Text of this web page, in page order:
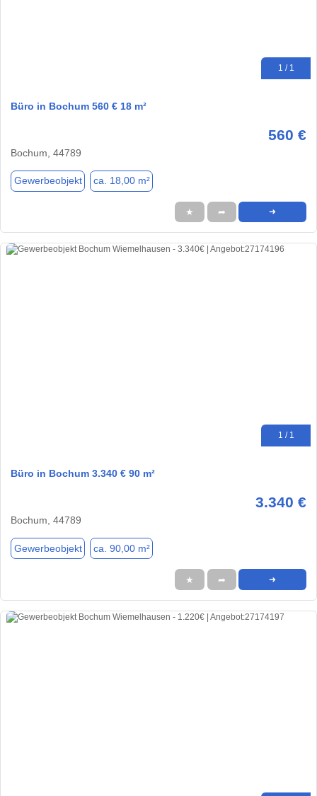
1 / 1
Büro in Bochum 560 € 18 m²
560 €
Bochum, 44789
Gewerbeobjekt ca. 18,00 m²
★ ➦ ➜
1 / 1
Büro in Bochum 3.340 € 90 m²
3.340 €
Bochum, 44789
Gewerbeobjekt ca. 90,00 m²
★ ➦ ➜